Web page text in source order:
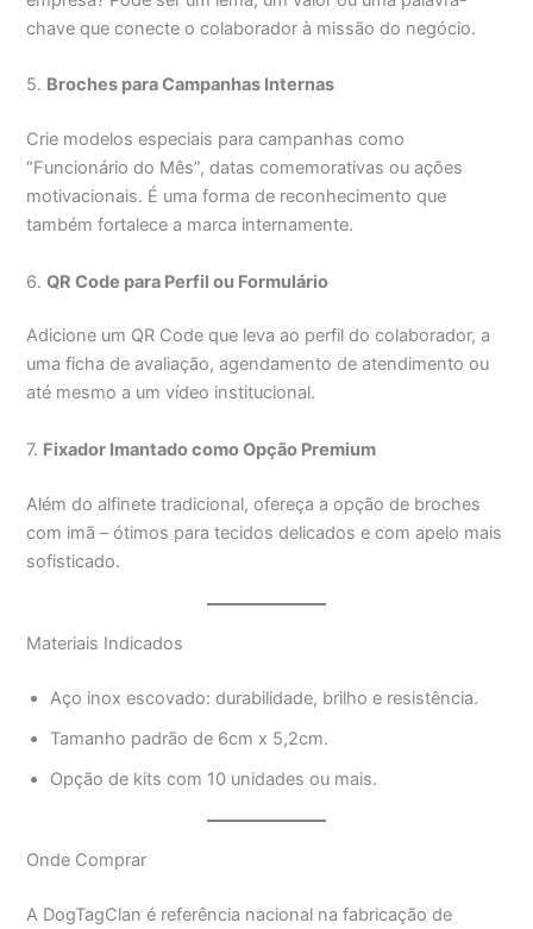
chave que conecte o colaborador à missão do negócio.
5. Broches para Campanhas Internas
Crie modelos especiais para campanhas como
“Funcionário do Mês”, datas comemorativas ou ações
motivacionais. É uma forma de reconhecimento que
também fortalece a marca internamente.
6.QR Code para Perfil ou Formulário
Adicione um QR Code que leva ao perfil do colaborador, a
uma ficha de avaliação, agendamento de atendimento ou
até mesmo a um vídeo institucional.
7. Fixador Imantado como Opção Premium
Além do alfinete tradicional, ofereça a opção de broches
com imã – ótimos para tecidos delicados e com apelo mais
sofisticado.
Materiais Indicados
Aço inox escovado: durabilidade, brilho e resistência.
Tamanho padrão de 6cm x 5,2cm.
Opção de kits com 10 unidades ou mais.
Onde Comprar
A DogTagClan é referência nacional na fabricação de